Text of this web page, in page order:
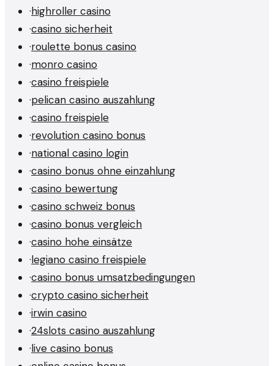
·highroller casino
·casino sicherheit
·roulette bonus casino
·monro casino
·casino freispiele
·pelican casino auszahlung
·casino freispiele
·revolution casino bonus
·national casino login
·casino bonus ohne einzahlung
·casino bewertung
·casino schweiz bonus
·casino bonus vergleich
·casino hohe einsätze
·legiano casino freispiele
·casino bonus umsatzbedingungen
·crypto casino sicherheit
·irwin casino
·24slots casino auszahlung
·live casino bonus